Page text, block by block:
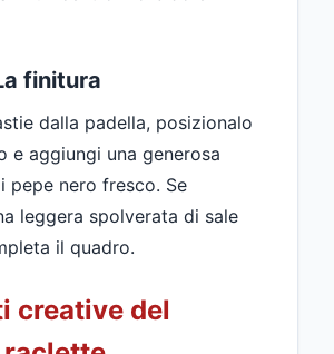
finitura
dalla padella, posizionalo
e aggiungi una generosa
pepe nero fresco. Se
leggera spolverata di sale
il quadro.
creative del